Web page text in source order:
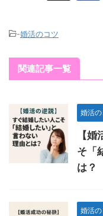
-婚活のコツ
関連記事一覧
婚活の
【
そ「
は？
婚活の